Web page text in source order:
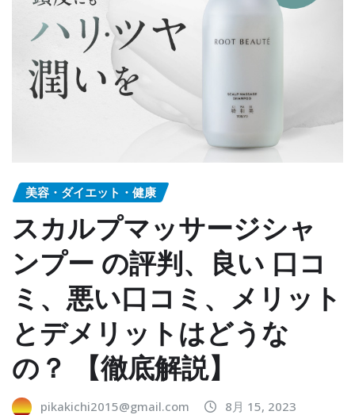
美容・ダイエット・健康
スカルプマッサージシャ
ンプー の評判、良い 口コ
ミ、悪い口コミ、メリット
とデメリットはどうな
の？ 【徹底解説】
pikakichi2015@gmail.com
8月 15, 2023